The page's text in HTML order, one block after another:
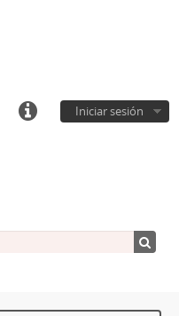
Iniciar sesión